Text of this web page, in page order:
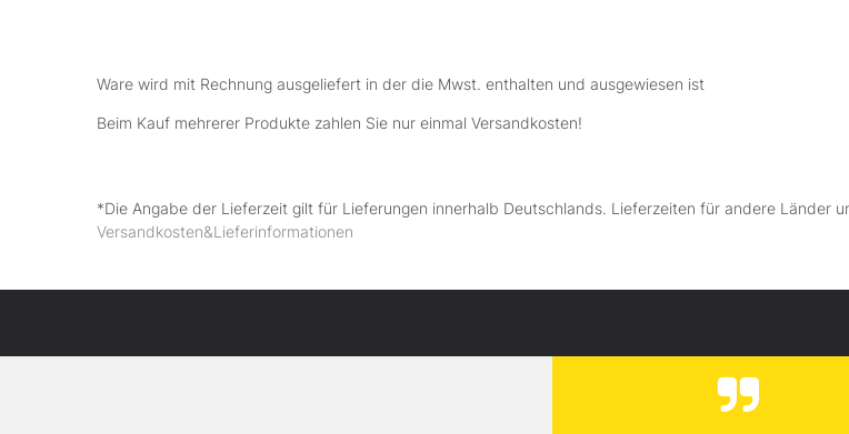
Ware wird mit Rechnung ausgeliefert in der die Mwst. enthalten und ausgewiesen ist
Beim Kauf mehrerer Produkte zahlen Sie nur einmal Versandkosten!
*Die Angabe der Lieferzeit gilt für Lieferungen innerhalb Deutschlands. Lieferzeiten für andere Länder
Versandkosten&Lieferinformationen